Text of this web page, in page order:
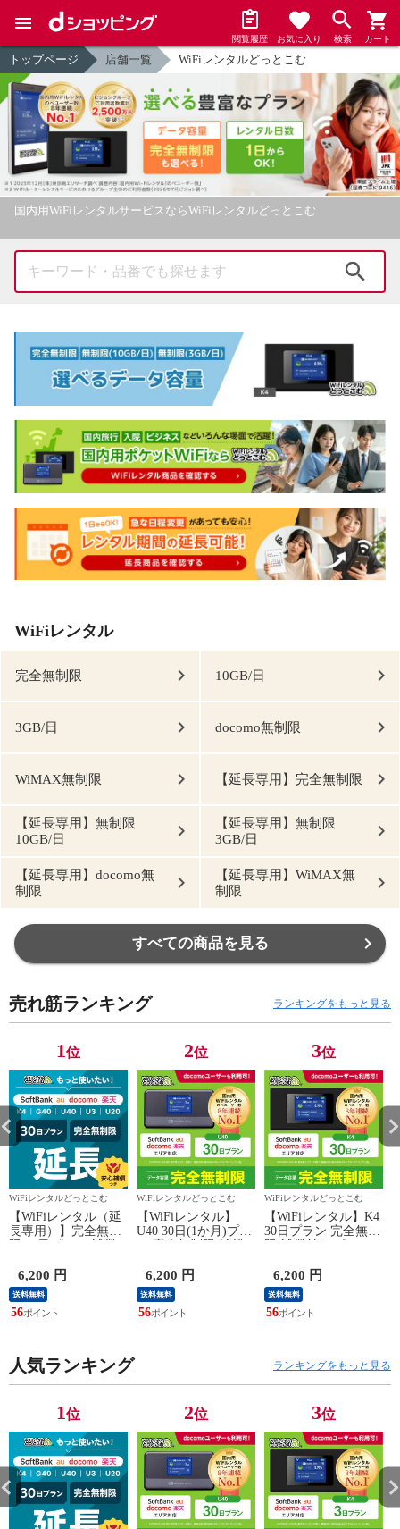
閲覧履歴 お気に入り 検索 カート
トップページ 店舗一覧 WiFiレンタルどっとこむ
国内用WiFiレンタルサービスならWiFiレンタルどっとこむ
WiFiレンタル
完全無制限 10GB/日
3GB/日 docomo無制限
WiMAX無制限 【延長専用】完全無制限
【延長専用】無制限
10GB/日
【延長専用】無制限
3GB/日
【延長専用】docomo無
制限
【延長専用】WiMAX無
制限
すべての商品を見る
売れ筋ランキング ランキングをもっと見る
1位
WiFiレンタルどっとこむ
【WiFiレンタル（延
長専用）】完全無制
限 30日プラン 補償
6,200 円
送料無料
56
2位
WiFiレンタルどっとこむ
【WiFiレンタル】
U40 30日(1か月)プラ
ン 完全無制限 補償
wi-fiルーター docomo
Softbank au 楽天 マル
チキャリア対応 入院
国内旅行 出張 テレ
6,200 円
送料無料
56
3位
WiFiレンタルどっとこむ
【WiFiレンタル】K4
30日プラン 完全無制
限 補償付き ポケッ
docomo Softbank au
楽天 マルチキャリア
対応 入院 国内旅行
出張 テレワーク 自
6,200 円
送料無料
56
人気ランキング ランキングをもっと見る
1位 2位 3位